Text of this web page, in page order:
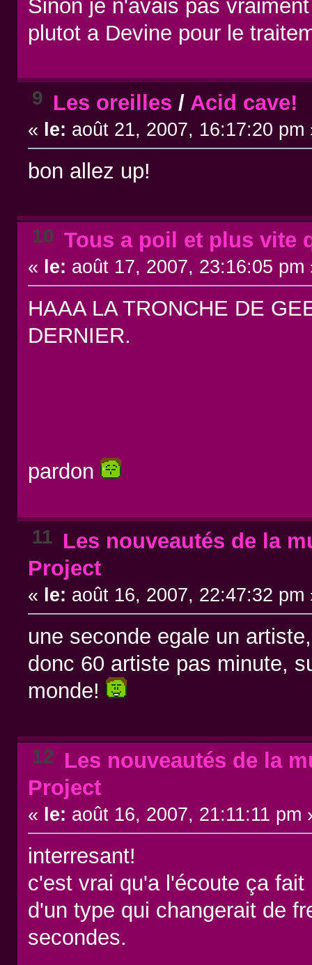
Sinon je n'avais pas
plutot a Devine pour le
9 Les oreilles / Acid cave!
« le: août 21, 2007, 16:17:20 pm
bon allez up!
10 Tous a poil et plus vite
« le: août 17, 2007, 23:16:05 pm
HAAA LA TRONCHE DE
DERNIER.
pardon
11 Les nouveautés de la
Project
« le: août 16, 2007, 22:47:32 pm
une seconde egale un
donc 60 artiste pas minute,
monde!
12 Les nouveautés de la
Project
« le: août 16, 2007, 21:11:11 pm
interresant!
c'est vrai qu'a l'écoute ça
d'un type qui changerait de
secondes.